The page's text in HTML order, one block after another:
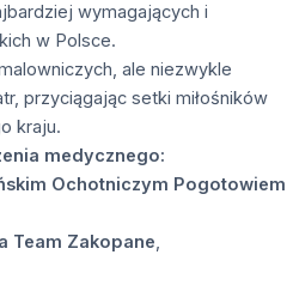
wymagających i
w Polsce.
ale niezwykle
przyciągając setki miłośników
kraju.
medycznego:
Ochotniczym Pogotowiem
Team Zakopane,